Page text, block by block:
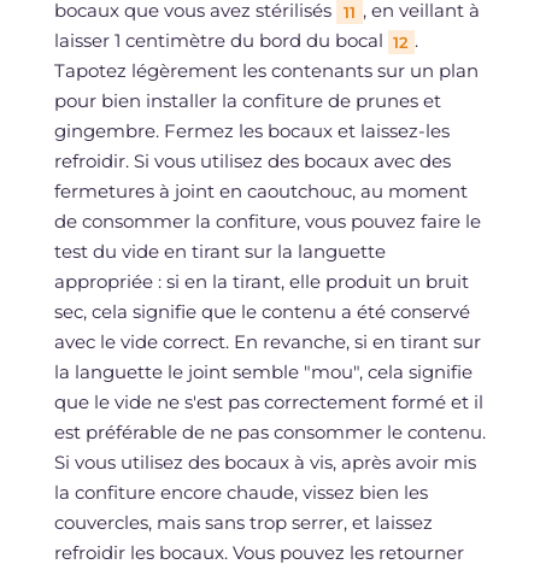
bocaux que vous avez stérilisés 11 , en veillant à
laisser 1 centimètre du bord du bocal 12 .
Tapotez légèrement les contenants sur un plan
pour bien installer la confiture de prunes et
gingembre. Fermez les bocaux et laissez-les
refroidir. Si vous utilisez des bocaux avec des
fermetures à joint en caoutchouc, au moment
de consommer la confiture, vous pouvez faire le
test du vide en tirant sur la languette
appropriée : si en la tirant, elle produit un bruit
sec, cela signifie que le contenu a été conservé
avec le vide correct. En revanche, si en tirant sur
la languette le joint semble "mou", cela signifie
que le vide ne s'est pas correctement formé et il
est préférable de ne pas consommer le contenu.
Si vous utilisez des bocaux à vis, après avoir mis
la confiture encore chaude, vissez bien les
couvercles, mais sans trop serrer, et laissez
refroidir les bocaux. Vous pouvez les retourner